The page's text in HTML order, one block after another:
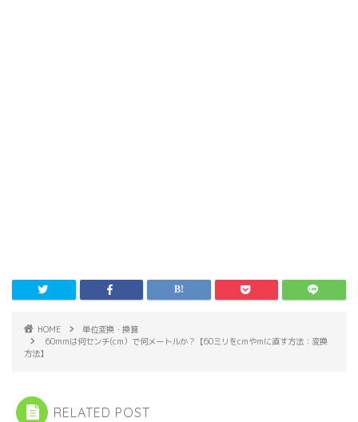
HOME
単位変換・換算
60mmは何センチ(cm）で何メートルか？【60ミリをcmやmに直す方法：変換
方法】
RELATED POST